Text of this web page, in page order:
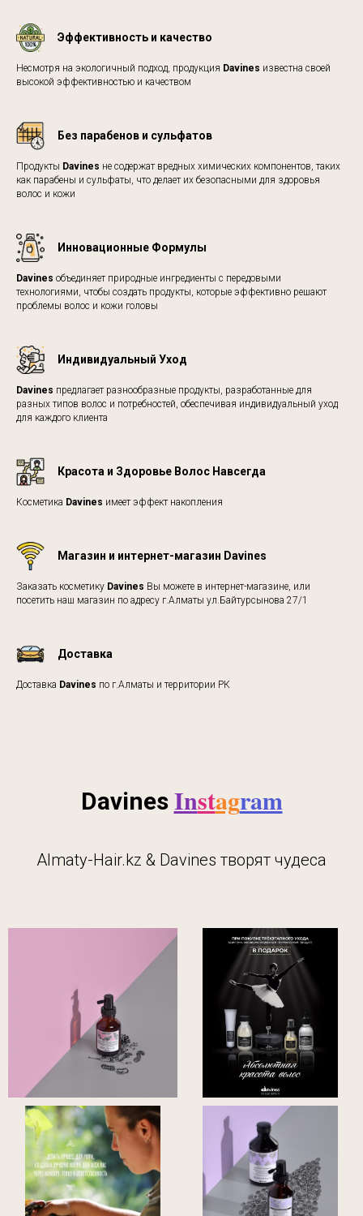
Эффективность и качество
Несмотря на экологичный подход, продукция Davines известна своей
высокой эффективностью и качеством
Без парабенов и сульфатов
Продукты Davines не содержат вредных химических компонентов, таких
как парабены и сульфаты, что делает их безопасными для здоровья
волос и кожи
Инновационные Формулы
Davines объединяет природные ингредиенты с передовыми
технологиями, чтобы создать продукты, которые эффективно решают
проблемы волос и кожи головы
Индивидуальный Уход
Davines предлагает разнообразные продукты, разработанные для
разных типов волос и потребностей, обеспечивая индивидуальный уход
для каждого клиента
Красота и Здоровье Волос Навсегда
Косметика Davines имеет эффект накопления
Магазин и интернет-магазин Davines
Заказать косметику Davines Вы можете в интернет-магазине, или
посетить наш магазин по адресу г.Алматы ул.Байтурсынова 27/1
Доставка
Доставка Davines по г.Алматы и территории РК
Davines Instagram
Almaty-Hair.kz & Davines творят чудеса